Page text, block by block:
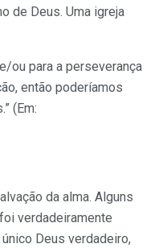
de Deus. Uma igreja
ou para a perseverança
então poderíamos
(Em:
da alma. Alguns
verdadeiramente
Deus verdadeiro,